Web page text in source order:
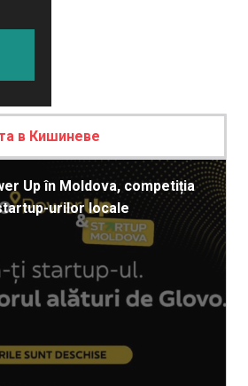
в Кишиневе
Up în Moldova, competiția
urilor locale